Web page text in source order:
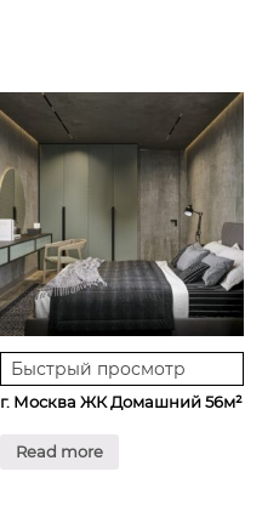
Быстрый просмотр
г. Москва ЖК Домашний 56м²
Read more